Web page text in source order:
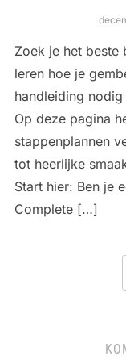
Zoek je het beste
leren hoe je
handleiding
Op deze pagina
stappenplannen
tot heerlijke
Start hier: Ben je
Complete […]